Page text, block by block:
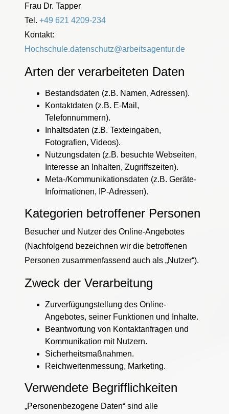
Frau Dr. Tapper
Tel. +49 621 4209-234
Kontakt:
Hochschule.datenschutz@arbeitsagentur.de
Arten der verarbeiteten Daten
Bestandsdaten (z.B. Namen, Adressen).
Kontaktdaten (z.B. E-Mail,
Telefonnummern).
Inhaltsdaten (z.B. Texteingaben,
Fotografien, Videos).
Nutzungsdaten (z.B. besuchte Webseiten,
Interesse an Inhalten, Zugriffszeiten).
Meta-/Kommunikationsdaten (z.B. Geräte-
Informationen, IP-Adressen).
Kategorien betroffener Personen
Besucher und Nutzer des Online-Angebotes
(Nachfolgend bezeichnen wir die betroffenen
Personen zusammenfassend auch als „Nutzer“).
Zweck der Verarbeitung
Zurverfügungstellung des Online-
Angebotes, seiner Funktionen und Inhalte.
Beantwortung von Kontaktanfragen und
Kommunikation mit Nutzern.
Sicherheitsmaßnahmen.
Reichweitenmessung, Marketing.
Verwendete Begrifflichkeiten
„Personenbezogene Daten“ sind alle